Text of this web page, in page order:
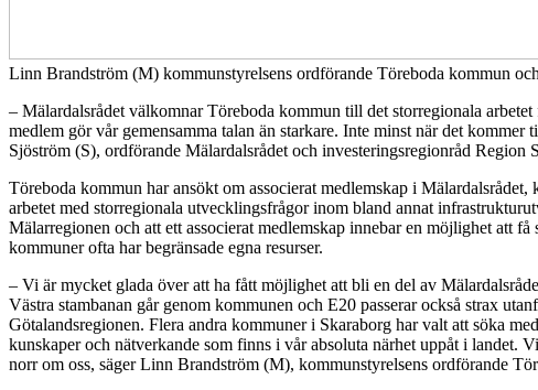
Linn Brandström (M) kommunstyrelsens ordförande Töreboda kommun
– Mälardalsrådet välkomnar Töreboda kommun till det storregionala
medlem gör vår gemensamma talan än starkare. Inte minst när det
Sjöström (S), ordförande Mälardalsrådet och investeringsregionråd Region
Töreboda kommun har ansökt om associerat medlemskap i
arbetet med storregionala utvecklingsfrågor inom bland annat
Mälarregionen och att ett associerat medlemskap innebar en möjlighet att
kommuner ofta har begränsade egna resurser.
– Vi är mycket glada över att ha fått möjlighet att bli en del av
Västra stambanan går genom kommunen och E20 passerar också strax
Götalandsregionen. Flera andra kommuner i Skaraborg har valt att söka
kunskaper och nätverkande som finns i vår absoluta närhet uppåt i landet.
norr om oss, säger Linn Brandström (M), kommunstyrelsens ordförande